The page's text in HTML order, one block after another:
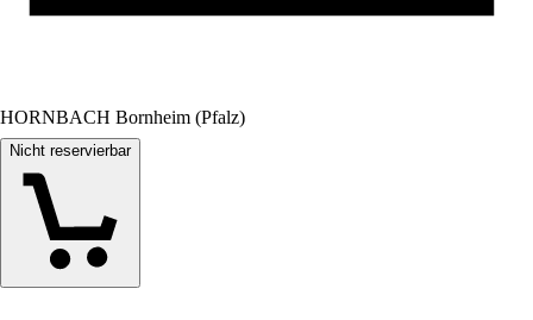
HORNBACH Bornheim (Pfalz)
Nicht reservierbar